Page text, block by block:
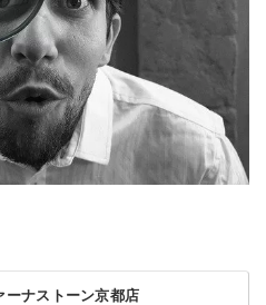
ーナストーン京都店